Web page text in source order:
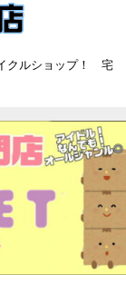
クルショップ！ 宅